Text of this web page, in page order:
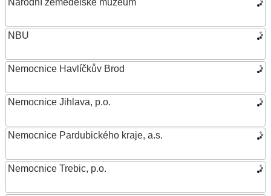
Národní zemědělské muzeum
NBU
Nemocnice Havlíčkův Brod
Nemocnice Jihlava, p.o.
Nemocnice Pardubického kraje, a.s.
Nemocnice Trebic, p.o.